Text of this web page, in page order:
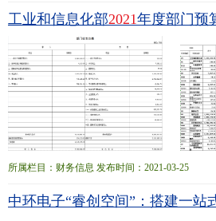
汽车股份有限公司注册地址安徽省合肥市 葛淝路
工业和信息化部2021年度部门预
所属栏目：财务信息 发布时间：2021-03-25
中环电子“睿创空间”：搭建一站